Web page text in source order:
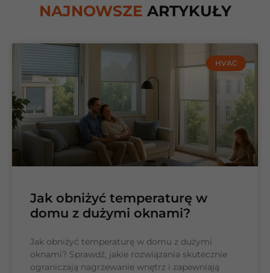
NAJNOWSZE ARTYKUŁY
HVAC
Jak obniżyć temperaturę w
domu z dużymi oknami?
Jak obniżyć temperaturę w domu z dużymi
oknami? Sprawdź, jakie rozwiązania skutecznie
ograniczają nagrzewanie wnętrz i zapewniają